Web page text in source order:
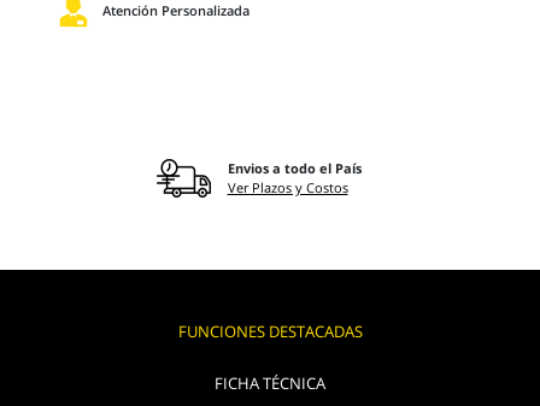
Atención Personalizada
Envios a todo el País
Ver Plazos y Costos
FUNCIONES DESTACADAS
FICHA TÉCNICA